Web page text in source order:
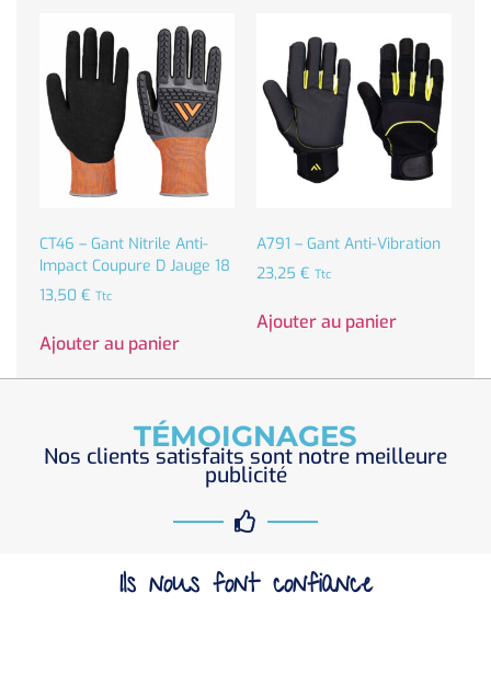
CT46 – Gant Nitrile Anti-
Impact Coupure D Jauge 18
13,50 € Ttc
Ajouter au panier
A791 – Gant Anti-Vibration
23,25 € Ttc
Ajouter au panier
TÉMOIGNAGES
Nos clients satisfaits sont notre meilleure
publicité
Ils nous font confiance